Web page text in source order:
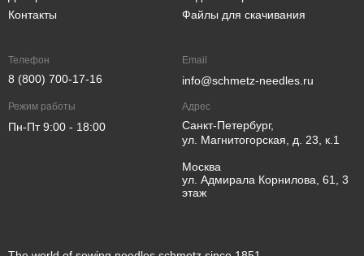
Контакты
Файлы для скачивания
Телефон
8 (800) 700-17-16
Email
info@schmetz-needles.ru
Режим работы
Пн-Пт 9:00 - 18:00
Адрес
Санкт-Петербург,
ул. Магнитогорская, д. 23, к.1
Москва
ул. Адмирала Корнилова, 61, 3
этаж